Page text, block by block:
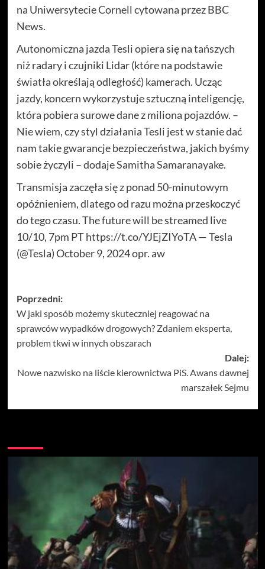
na Uniwersytecie Cornell cytowana przez BBC
News.
Autonomiczna jazda Tesli opiera się na tańszych
niż radary i czujniki Lidar (które na podstawie
światła określają odległość) kamerach. Ucząc
jazdy, koncern wykorzystuje sztuczną inteligencję,
która pobiera surowe dane z miliona pojazdów. –
Nie wiem, czy styl działania Tesli jest w stanie dać
nam takie gwarancje bezpieczeństwa, jakich byśmy
sobie życzyli – dodaje Samitha Samaranayake.
Transmisja zaczęła się z ponad 50-minutowym
opóźnieniem, dlatego od razu można przeskoczyć
do tego czasu. The future will be streamed live
10/10, 7pm PT https://t.co/YJEjZIYoTA — Tesla
(@Tesla) October 9, 2024 opr. aw
Zobacz
wpisy
Poprzedni:
W jaki sposób możemy skuteczniej reagować na
sprawców wypadków drogowych? Zdaniem eksperta,
problem tkwi w innych obszarach
Dalej:
Nowe nazwisko na liście kierownictwa PiS. Awans dawnej
marszałek Sejmu